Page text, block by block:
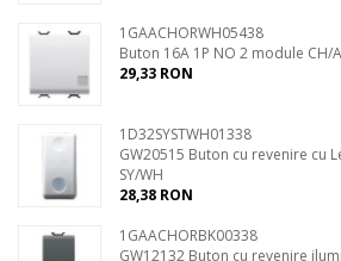
1GAACHORWH05438
Buton 16A 1P NO 2 module CH/
29,33 RON
1D32SYSTWH01338
GW20515 Buton cu revenire cu
SY/WH
28,38 RON
1GAACHORBK00338
GW12132 Buton cu revenire